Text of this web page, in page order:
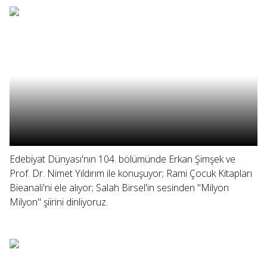
Edebiyat Dünyası'nın 104. bölümünde Erkan Şimşek ve
Prof. Dr. Nimet Yıldırım ile konuşuyor; Rami Çocuk Kitapları
Bieanali'ni ele alıyor; Salah Birsel'in sesinden "Milyon
Milyon" şiirini dinliyoruz.